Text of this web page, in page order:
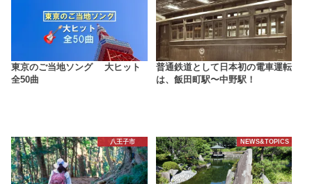
東京のご当地ソング 大ヒット
全50曲
普通鉄道として日本初の電車運転
は、飯田町駅〜中野駅！
八王子市 NEWS&TOPICS